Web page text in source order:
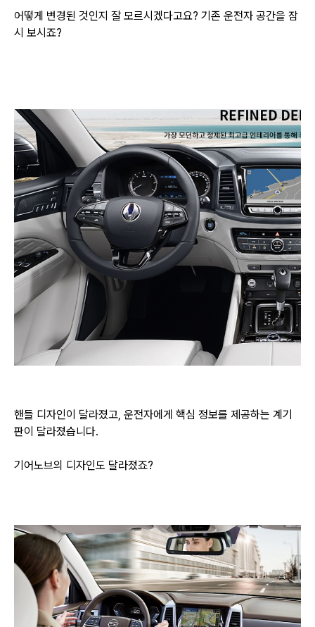
어떻게 변경된 것인지 잘 모르시겠다고요? 기존 운전자 공간을 잠
시 보시죠?
핸들 디자인이 달라졌고, 운전자에게 핵심 정보를 제공하는 계기
판이 달라졌습니다.
기어노브의 디자인도 달라졌죠?